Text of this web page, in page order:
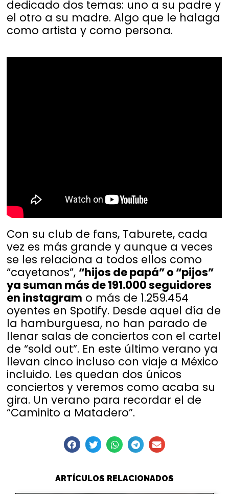
dedicado dos temas: uno a su padre y
el otro a su madre. Algo que le halaga
como artista y como persona.
Con su club de fans, Taburete, cada
vez es más grande y aunque a veces
se les relaciona a todos ellos como
“cayetanos”, “hijos de papá” o “pijos”
ya suman más de 191.000 seguidores
en instagram o más de 1.259.454
oyentes en Spotify. Desde aquel día de
la hamburguesa, no han parado de
llenar salas de conciertos con el cartel
de “sold out”. En este último verano ya
llevan cinco incluso con viaje a México
incluido. Les quedan dos únicos
conciertos y veremos como acaba su
gira. Un verano para recordar el de
“Caminito a Matadero”.
ARTÍCULOS RELACIONADOS